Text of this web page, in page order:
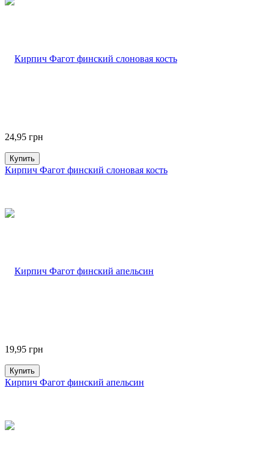
24,95 грн
Купить
Кирпич Фагот финский слоновая кость
19,95 грн
Купить
Кирпич Фагот финский апельсин